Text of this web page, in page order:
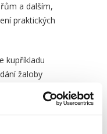
a dalším,
praktických
kupříkladu
žaloby
k horšímu při